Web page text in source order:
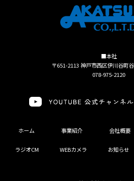
■本社
〒651-2113 神戸市西区伊川谷町
078-975-2120
ホーム 事業紹介 会社概要
ラジオCM WEBカメラ お知らせ